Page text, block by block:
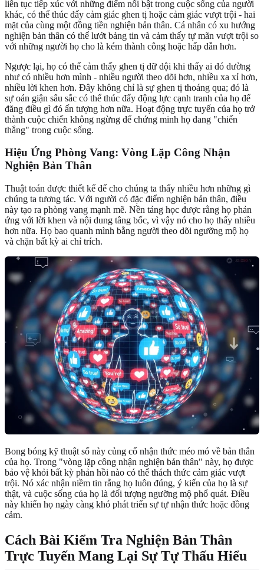
liên tục tiếp xúc với những điểm nổi bật trong cuộc sống của người
khác, có thể thúc đẩy cảm giác ghen tị hoặc cảm giác vượt trội - hai
mặt của cùng một đồng tiền nghiện bản thân. Cá nhân có xu hướng
nghiện bản thân có thể lướt bảng tin và cảm thấy tự mãn vượt trội so
với những người họ cho là kém thành công hoặc hấp dẫn hơn.
Ngược lại, họ có thể cảm thấy ghen tị dữ dội khi thấy ai đó dường
như có nhiều hơn mình - nhiều người theo dõi hơn, nhiều xa xỉ hơn,
nhiều lời khen hơn. Đây không chỉ là sự ghen tị thoáng qua; đó là
sự oán giận sâu sắc có thể thúc đẩy động lực cạnh tranh của họ để
đăng điều gì đó ấn tượng hơn nữa. Hoạt động trực tuyến của họ trở
thành cuộc chiến không ngừng để chứng minh họ đang "chiến
thắng" trong cuộc sống.
Hiệu Ứng Phòng Vang: Vòng Lặp Công Nhận
Nghiện Bản Thân
Thuật toán được thiết kế để cho chúng ta thấy nhiều hơn những gì
chúng ta tương tác. Với người có đặc điểm nghiện bản thân, điều
này tạo ra phòng vang mạnh mẽ. Nền tảng học được rằng họ phản
ứng với lời khen và nội dung tâng bốc, vì vậy nó cho họ thấy nhiều
hơn nữa. Họ bao quanh mình bằng người theo dõi ngưỡng mộ họ
và chặn bất kỳ ai chỉ trích.
Bong bóng kỹ thuật số này củng cố nhận thức méo mó về bản thân
của họ. Trong "vòng lặp công nhận nghiện bản thân" này, họ được
bảo vệ khỏi bất kỳ phản hồi nào có thể thách thức cảm giác vượt
trội. Nó xác nhận niềm tin rằng họ luôn đúng, ý kiến của họ là sự
thật, và cuộc sống của họ là đối tượng ngưỡng mộ phổ quát. Điều
này khiến họ ngày càng khó phát triển sự tự nhận thức hoặc đồng
cảm.
Cách Bài Kiểm Tra Nghiện Bản Thân
Trực Tuyến Mang Lại Sự Tự Thấu Hiểu